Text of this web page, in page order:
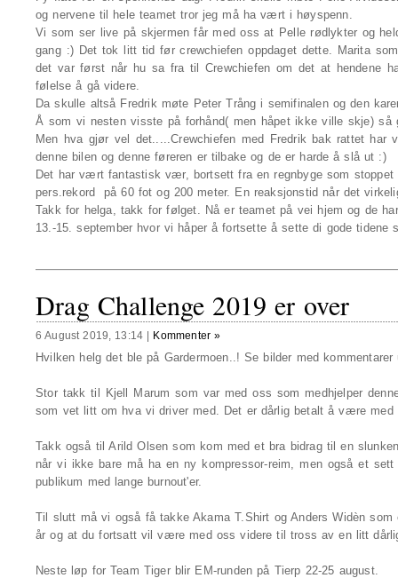
og nervene til hele teamet tror jeg må ha vært i høyspenn.
Vi som ser live på skjermen får med oss at Pelle rødlykter og
gang :) Det tok litt tid før crewchiefen oppdaget dette. Marita
det var først når hu sa fra til Crewchiefen om det at hendene
følelse å gå videre.
Da skulle altså Fredrik møte Peter Trång i semifinalen og den
Å som vi nesten visste på forhånd( men håpet ikke ville skje)
Men hva gjør vel det.....Crewchiefen med Fredrik bak rattet
denne bilen og denne føreren er tilbake og de er harde å slå ut :)
Det har vært fantastisk vær, bortsett fra en regnbyge som
pers.rekord på 60 fot og 200 meter. En reaksjonstid når det
Takk for helga, takk for følget. Nå er teamet på vei hjem og de
13.-15. september hvor vi håper å fortsette å sette di gode
Drag Challenge 2019 er over
6 August 2019, 13:14 Kommenter »
Hvilken helg det ble på Gardermoen..! Se bilder med kommentarer
Stor takk til Kjell Marum som var med oss som medhjelper
som vet litt om hva vi driver med. Det er dårlig betalt å være
Takk også til Arild Olsen som kom med et bra bidrag til en
når vi ikke bare må ha en ny kompressor-reim, men også et
publikum med lange burnout'er.
Til slutt må vi også få takke Akama T.Shirt og Anders Widèn
år og at du fortsatt vil være med oss videre til tross av en litt
Neste løp for Team Tiger blir EM-runden på Tierp 22-25 august.